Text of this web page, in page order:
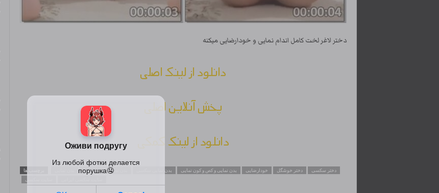
دختر لاغر لخت کامل اندام نمایی و خودارضایی میکنه
دانلود از لینک اصلی
پخش آنلاین اصلی
دانلود از لینک کمکی
برچسب ها بدن نمایی دختر حشری بدن نمایی سکسی بدن نمایی و کص و کون نمایی خودارضایی دختر خوشگل
دختر سکسی
سایت سکسی